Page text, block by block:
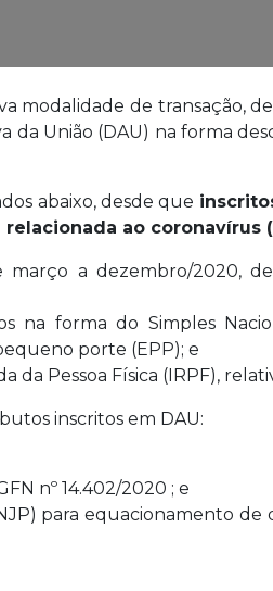
modalidade de transação,
da União (DAU) na forma
abaixo, desde que
ao coronavírus
a dezembro/2020,
na forma do Simples
porte (EPP); e
da Pessoa Física (IRPF),
inscritos em DAU:
nº 14.402/2020 ; e
para equacionamento de